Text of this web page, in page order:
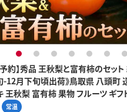
約】秀品 王秋梨と富有柿のセッ
12月下旬頃出荷》鳥取県 八頭町
王秋梨 富有柿 果物 フルーツ ギ
常温
1 2 3 4 5 6 7